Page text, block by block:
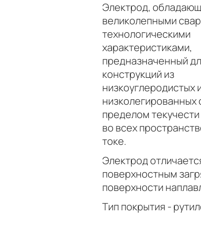
Электрод,
великолепными
технологическими
характеристиками,
предназначенный
конструкций из
низкоуглеродистых
низколегированных
пределом
во всех
токе.
Электрод
поверхностным
поверхности
Тип покрытия -